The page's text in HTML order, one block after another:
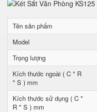
Tên sản phẩm
Model
Trọng lượng
Kích thước ngoài ( C * R
* S ) mm
Kích thước sử dụng ( C *
R * S ) mm